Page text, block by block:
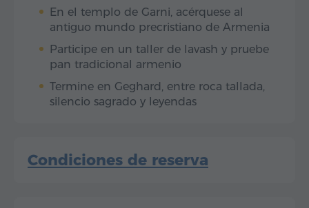
En el templo de Garni, acérquese al
antiguo mundo precristiano de Armenia
Participe en un taller de lavash y pruebe
pan tradicional armenio
Termine en Geghard, entre roca tallada,
silencio sagrado y leyendas
Condiciones de reserva